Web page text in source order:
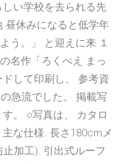
い学校を去られる先
昼休みになると低学年
う。」 と迎えに来 １
名作「ろくべえ まっ
して印刷し、 参考資
急流でした。 掲載写
。 ○写真は、 カタロ
な仕様. 長さ180cmメ
加工). 引出式ルーフ